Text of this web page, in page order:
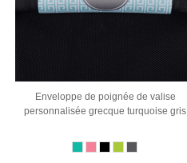
Enveloppe de poignée de valise
personnalisée grecque turquoise gris